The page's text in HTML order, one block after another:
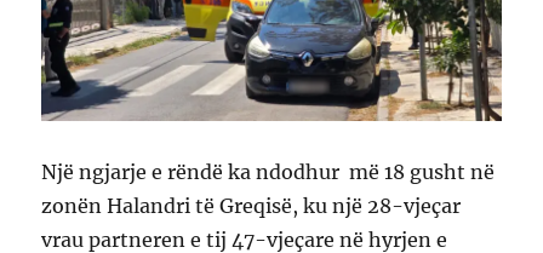
Një ngjarje e rëndë ka ndodhur më 18 gusht në
zonën Halandri të Greqisë, ku një 28-vjeçar
vrau partneren e tij 47-vjeçare në hyrjen e